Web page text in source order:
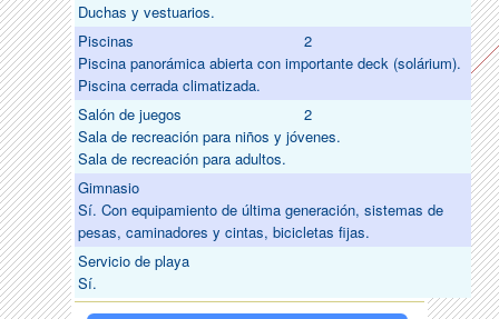
Duchas y vestuarios.
Piscinas
2
Piscina panorámica abierta con importante deck (solárium).
Piscina cerrada climatizada.
Salón de juegos
2
Sala de recreación para niños y jóvenes.
Sala de recreación para adultos.
Gimnasio
Sí. Con equipamiento de última generación, sistemas de
pesas, caminadores y cintas, bicicletas fijas.
Servicio de playa
Sí.